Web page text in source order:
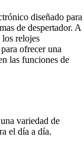
diseñado para
de despertador. A
relojes
ofrecer una
las funciones de
variedad de
el día a día.